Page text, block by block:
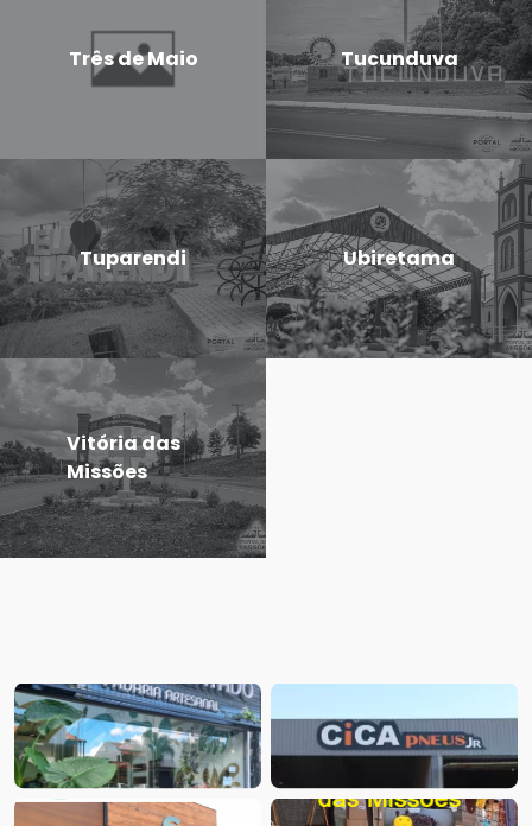
Três de Maio Tucunduva
Tuparendi Ubiretama
Vitória das
Missões